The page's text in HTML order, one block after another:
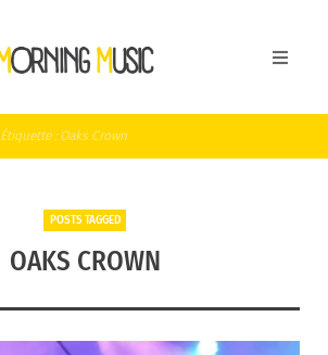
Étiquette : Oaks Crown
POSTS TAGGED
OAKS CROWN